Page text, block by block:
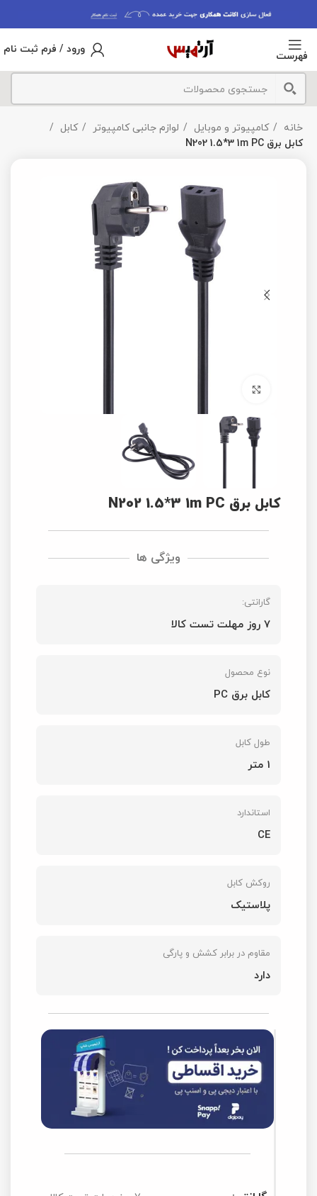
فهرست
ورود / فرم ثبت نام
خانه کامپیوتر و موبایل لوازم جانبی کامپیوتر
کابل
کابل برق N202 1.5*3 1m PC
کابل برق N202 1.5*3 1m PC
ویژگی ها
گارانتی:
7 روز مهلت تست کالا
نوع محصول
کابل برق PC
طول کابل
1 متر
استاندارد
CE
روکش کابل
پلاستیک
مقاوم در برابر کشش و پارگی
دارد